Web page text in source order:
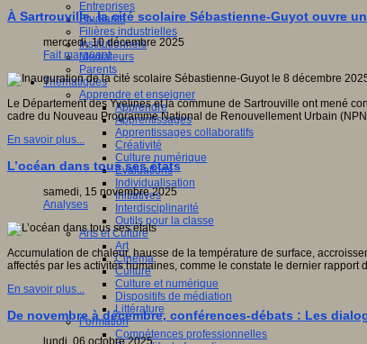
Entreprises
Etudiants
Filières industrielles
Institutionnels
Médiateurs
Parents
Thématiques
Apprendre et enseigner
Apprendre
Apprentissages
Apprentissages collaboratifs
Créativité
Culture numérique
Evaluations
Individualisation
Initiatives
Interdisciplinarité
Outils pour la classe
Arts et Culture
Art
Cinéma
Culture
Culture et numérique
Dispositifs de médiation
Littérature
Formation
Compétences professionnelles
À Sartrouville, la cité scolaire Sébastienne-Guyot ouvre
mercredi, 10 décembre 2025
Fait marquant
Le Département des Yvelines et la commune de Sartrouville ont mené
cadre du Nouveau Programme National de Renouvellement Urbain
En savoir plus...
L’océan dans tous ses états
samedi, 15 novembre 2025
Analyses
Accumulation de chaleur, hausse de la température de surface,
affectés par les activités humaines, comme le constate le dernier
En savoir plus...
De novembre à décembre, conférences-débats : Les